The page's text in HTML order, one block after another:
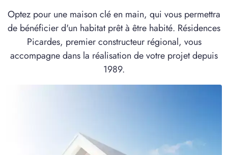
Optez pour une maison clé en main, qui vous permettra
de bénéficier d'un habitat prêt à être habité. Résidences
Picardes, premier constructeur régional, vous
accompagne dans la réalisation de votre projet depuis
1989.